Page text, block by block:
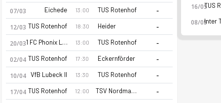
TUS Rotenhof 26-27 sezonu | Oberliga Schleswig-
07/03 Eichede 13:00 TUS Rotenhof -
12/03 TUS Rotenhof 18:30 Heider -
20/03 1 FC Phonix Lubeck II 13:00 TUS Rotenhof -
02/04 TUS Rotenhof 17:30 Eckernförder -
10/04 VfB Lubeck II 13:30 TUS Rotenhof -
17/04 TUS Rotenhof 12:00 TSV Nordmark Satrup -
16/05
08/05